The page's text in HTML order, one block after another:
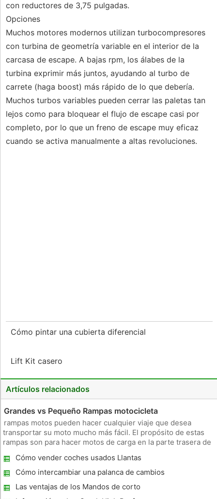
con reductores de 3,75 pulgadas.
Opciones
Muchos motores modernos utilizan turbocompresores
con turbina de geometría variable en el interior de la
carcasa de escape. A bajas rpm, los álabes de la
turbina exprimir más juntos, ayudando al turbo de
carrete (haga boost) más rápido de lo que debería.
Muchos turbos variables pueden cerrar las paletas tan
lejos como para bloquear el flujo de escape casi por
completo, por lo que un freno de escape muy eficaz
cuando se activa manualmente a altas revoluciones.
Cómo pintar una cubierta diferencial
Lift Kit casero
Artículos relacionados
Grandes vs Pequeño Rampas motocicleta
rampas motos pueden hacer cualquier viaje que desea
transportar su moto mucho más fácil. El propósito de estas
rampas son para hacer motos de carga en la parte trasera de
de estas rampas afectan directamente a su utilidad . Longitud
La al
Cómo vender coches usados ​​Llantas
Cómo intercambiar una palanca de cambios
en un 07 Nissan Altima
Las ventajas de los Mandos de corto